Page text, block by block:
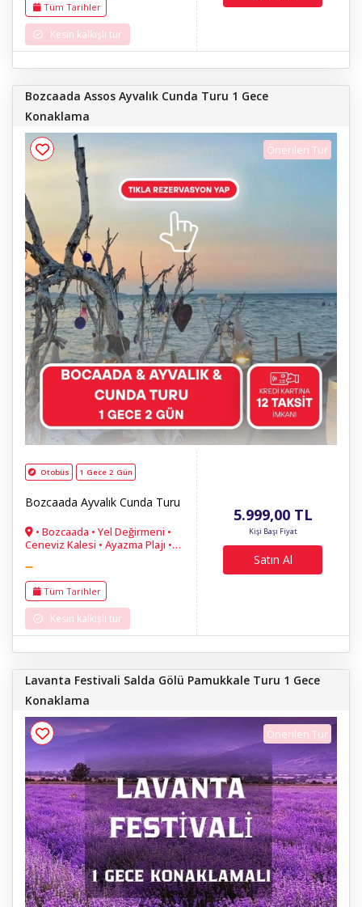
Tüm Tarihler
Kesin kalkışlı tur
Bozcaada Assos Ayvalık Cunda Turu 1 Gece
Konaklama
Önerilen Tur
Otobüs 1 Gece 2 Gün
Bozcaada Ayvalık Cunda Turu
• Bozcaada • Yel Değirmeni •
Ceneviz Kalesi • Ayazma Plajı •
Camii • Cunda Adası • Aşıklar
Tepesi
Tüm Tarihler
Kesin kalkışlı tur
5.999,00TL
Kişi Başı Fiyat
Satın Al
Lavanta Festivali Salda Gölü Pamukkale Turu 1 Gece
Konaklama
Önerilen Tur